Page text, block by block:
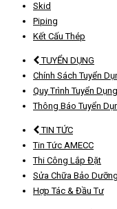
Skid
Piping
Kết Cấu Thép
TUYỂN DỤNG
Chính Sách Tuyển
Quy Trình Tuyển Dụng
Thông Báo Tuyển
TIN TỨC
Tin Tức AMECC
Thi Công Lắp Đặt
Sửa Chữa Bảo Dưỡng
Hợp Tác & Đầu Tư